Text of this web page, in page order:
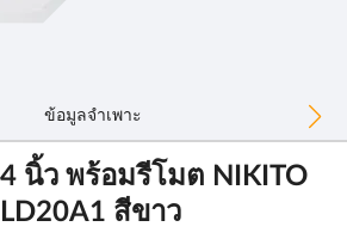
ข้อมูลจำเพาะ
นิ้ว พร้อมรีโมต NIKITO
สีขาว